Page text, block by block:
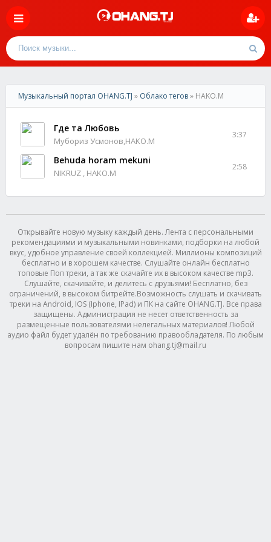
Музыкальный портал OHANG.TJ » Облако тегов» HAKO.M
Где та Любовь
Мубориз Усмонов,HAKO.M
3:37
Behuda horam mekuni
NIKRUZ , HAKO.M
2:58
Открывайте новую музыку каждый день. Лента с персональными
рекомендациями и музыкальными новинками, подборки на любой
вкус, удобное управление своей коллекцией. Миллионы композиций
бесплатно и в хорошем качестве. Слушайте онлайн бесплатно
топовые Поп треки, а так же скачайте их в высоком качестве mp3.
Слушайте, скачивайте, и делитесь с друзьями! Бесплатно, без
ограничений, в высоком битрейте.Возможность слушать и скачивать
треки на Android, IOS (Iphone, IPad) и ПК на сайте OHANG.TJ. Все права
защищены. Администрация не несет ответственность за
размещенные пользователями нелегальных материалов! Любой
аудио файл будет удалён по требованию правообладателя. По любым
вопросам пишите нам ohang.tj@mail.ru